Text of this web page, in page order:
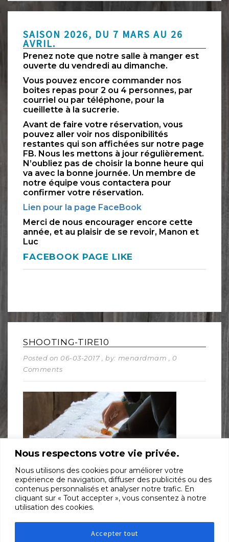
Nous respectons votre vie privée.
Nous utilisons des cookies pour améliorer votre
expérience de navigation, diffuser des publicités ou des
contenus personnalisés et analyser notre trafic. En
cliquant sur « Tout accepter », vous consentez à notre
utilisation des cookies.
Accepter tout
SAISON 2026, DU 7 MARS AU 26
AVRIL.
Prenez note que notre salle à manger est
ouverte du vendredi au dimanche.
Vous pouvez encore commander nos
boites repas pour 2 ou 4 personnes, par
courriel ou par téléphone, pour la
cueillette à la sucrerie.
Avant de faire votre réservation, vous
pouvez aller voir nos disponibilités
restantes qui son affichées sur notre page
FB. Nous les mettons à jour régulièrement.
N’oubliez pas de choisir la bonne heure qui
va avec la bonne journée. Un membre de
notre équipe vous contactera pour
confirmer votre réservation.
Lien pour la page FaceBook
Merci de nous encourager encore cette
année, et au plaisir de se revoir, Manon et
Luc
FACEBOOK PAGE LIKE
SHOOTING-TIRE10
Posted on 06-03-2017 , by: menardmam
, 0
Comments
SHARE: